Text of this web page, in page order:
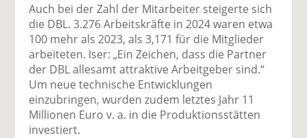
Auch bei der Zahl der Mitarbeiter steigerte sich
die DBL. 3.276 Arbeitskräfte in 2024 waren etwa
100 mehr als 2023, als 3,171 für die Mitglieder
arbeiteten. Iser: „Ein Zeichen, dass die Partner
der DBL allesamt attraktive Arbeitgeber sind.“
Um neue technische Entwicklungen
einzubringen, wurden zudem letztes Jahr 11
Millionen Euro v. a. in die Produktionsstätten
investiert.